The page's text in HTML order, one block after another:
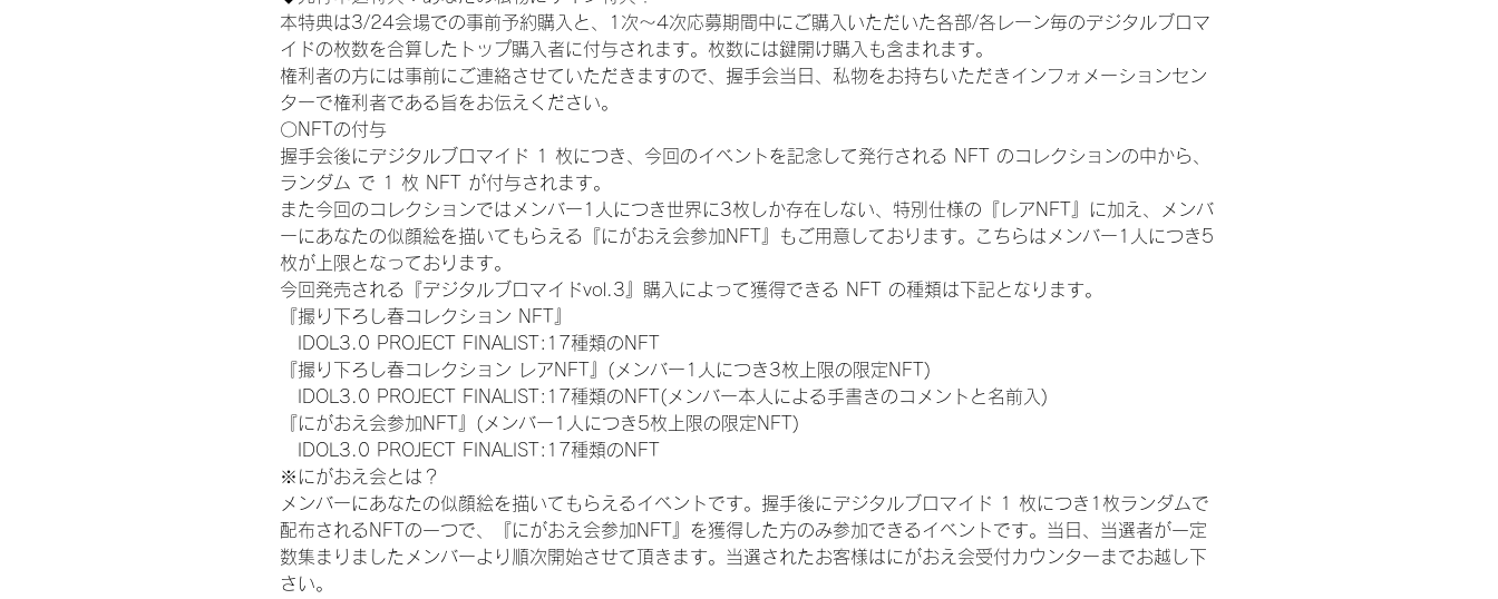
本特典は3/24会場での事前予約購入と、1次〜4次応募期間中にご購入いただいた各部/各レーン毎のデジタルブロマ
イドの枚数を合算したトップ購入者に付与されます。枚数には鍵開け購入も含まれます。
権利者の方には事前にご連絡させていただきますので、握手会当日、私物をお持ちいただきインフォメーションセン
ターで権利者である旨をお伝えください。
〇NFTの付与
握手会後にデジタルブロマイド 1 枚につき、今回のイベントを記念して発行される NFT のコレクションの中から、
ランダム で 1 枚 NFT が付与されます。
また今回のコレクションではメンバー1人につき世界に3枚しか存在しない、特別仕様の『レアNFT』に加え、メンバ
ーにあなたの似顔絵を描いてもらえる『にがおえ会参加NFT』もご用意しております。こちらはメンバー1人につき5
枚が上限となっております。
今回発売される『デジタルブロマイドvol.3』購入によって獲得できる NFT の種類は下記となります。
『撮り下ろし春コレクション NFT』
IDOL3.0 PROJECT FINALIST:17種類のNFT
『撮り下ろし春コレクション レアNFT』(メンバー1人につき3枚上限の限定NFT)
IDOL3.0 PROJECT FINALIST:17種類のNFT(メンバー本人による手書きのコメントと名前入)
『にがおえ会参加NFT』(メンバー1人につき5枚上限の限定NFT)
IDOL3.0 PROJECT FINALIST:17種類のNFT
※にがおえ会とは？
メンバーにあなたの似顔絵を描いてもらえるイベントです。握手後にデジタルブロマイド 1 枚につき1枚ランダムで
配布されるNFTの一つで、『にがおえ会参加NFT』を獲得した方のみ参加できるイベントです。当日、当選者が一定
数集まりましたメンバーより順次開始させて頂きます。当選されたお客様はにがおえ会受付カウンターまでお越し下
さい。